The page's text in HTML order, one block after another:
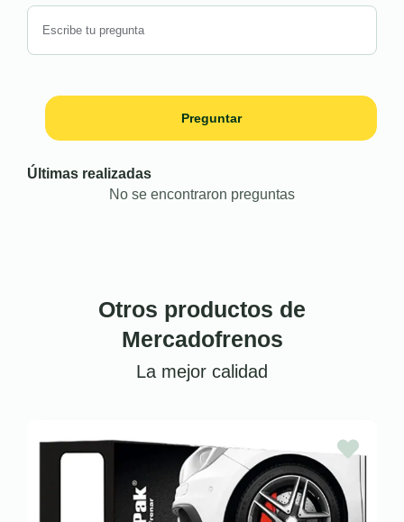
Preguntar
Últimas realizadas
No se encontraron preguntas
Otros productos de
Mercadofrenos
La mejor calidad